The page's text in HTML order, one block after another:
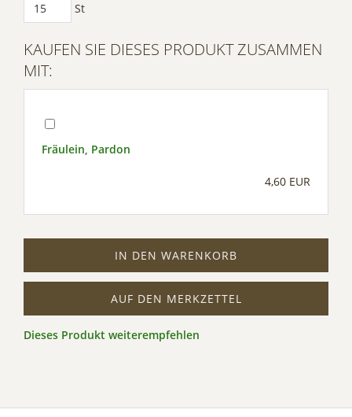
St
KAUFEN SIE DIESES PRODUKT ZUSAMMEN
MIT:
Fräulein, Pardon
4,60 EUR
IN DEN WARENKORB
AUF DEN MERKZETTEL
Dieses Produkt weiterempfehlen